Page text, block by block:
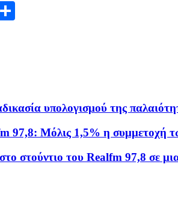
υπολογισμού της
97,8: Μόλις 1,5% η συμμετοχή
στούντιο του Realfm 97,8 σε